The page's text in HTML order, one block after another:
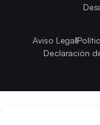
Aviso Legal
Declaración